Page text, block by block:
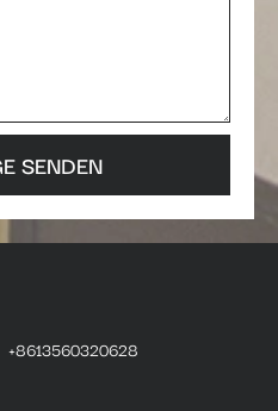
SENDEN
+8613560320628